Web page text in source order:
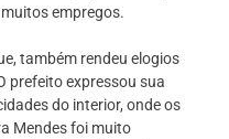
empregos.
também rendeu elogios
prefeito expressou sua
do interior, onde os
Mendes foi muito